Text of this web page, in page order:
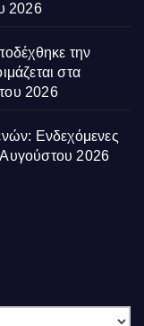
2026
την
στα
2026
Ενδεχόμενες
2026